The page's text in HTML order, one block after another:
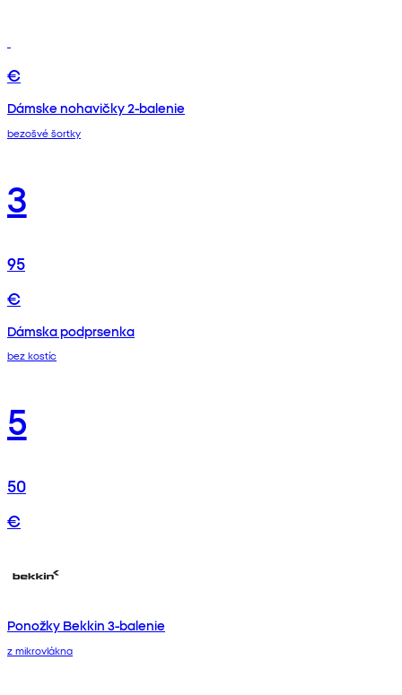
€
Dámske nohavičky 2-balenie
bezošvé šortky
3
95
€
Dámska podprsenka
bez kostíc
5
50
€
Ponožky Bekkin 3-balenie
z mikrovlákna